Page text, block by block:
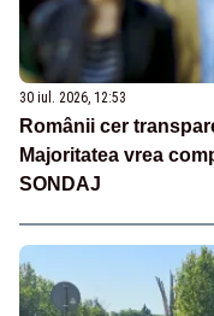
30 iul. 2026, 12:53
Românii cer
Majoritatea vrea
SONDAJ